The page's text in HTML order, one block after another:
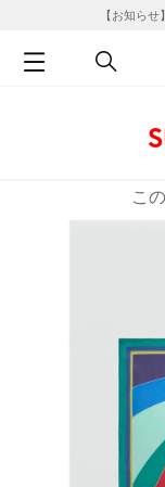
【お知ら
こ